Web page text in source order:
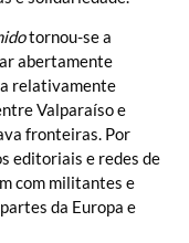
tornou-se a
abertamente
relativamente
Valparaíso e
fronteiras. Por
editoriais e redes de
com militantes e
da Europa e